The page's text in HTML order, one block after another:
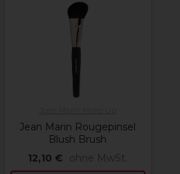
Jean Marin Rougepinsel
Blush Brush
12,10 €
ohne MwSt.